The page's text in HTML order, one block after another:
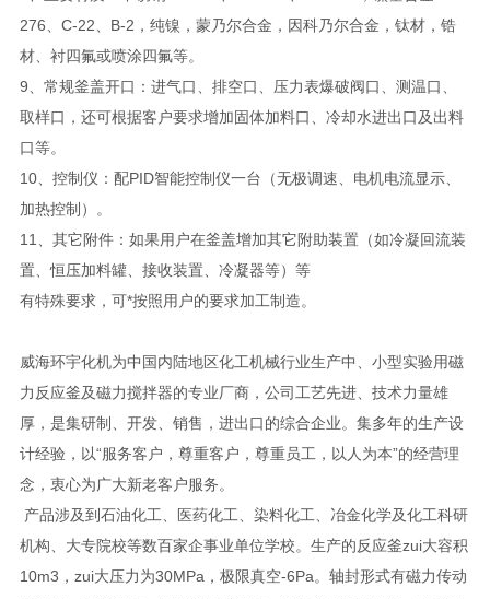
276、C-22、B-2，纯镍，蒙乃尔合金，因科乃尔合金，钛材，锆
材、衬四氟或喷涂四氟等。
9、常规釜盖开口：进气口、排空口、压力表爆破阀口、测温口、
取样口，还可根据客户要求增加固体加料口、冷却水进出口及出料
口等。
10、控制仪：配PID智能控制仪一台（无极调速、电机电流显示、
加热控制）。
11、其它附件：如果用户在釜盖增加其它附助装置（如冷凝回流装
置、恒压加料罐、接收装置、冷凝器等）等
有特殊要求，可*按照用户的要求加工制造。
威海环宇化机为中国内陆地区化工机械行业生产中、小型实验用磁
力反应釜及磁力搅拌器的专业厂商，公司工艺先进、技术力量雄
厚，是集研制、开发、销售，进出口的综合企业。集多年的生产设
计经验，以“服务客户，尊重客户，尊重员工，以人为本”的经营理
念，衷心为广大新老客户服务。
产品涉及到石油化工、医药化工、染料化工、冶金化学及化工科研
机构、大专院校等数百家企事业单位学校。生产的反应釜zui大容积
10m3，zui大压力为30MPa，极限真空-6Pa。轴封形式有磁力传动